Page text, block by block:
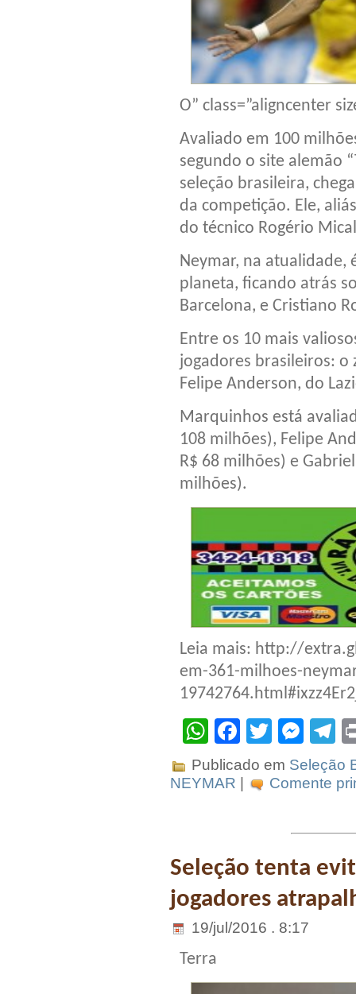
O” class=”aligncenter
Avaliado em 100
segundo o site alemão
seleção brasileira,
da competição. Ele,
do técnico Rogério
Neymar, na atualidade,
planeta, ficando atrás
Barcelona, e Cristiano
Entre os 10 mais
jogadores brasileiros: o
Felipe Anderson, do
Marquinhos está
108 milhões), Felipe
R$ 68 milhões) e
milhões).
Leia mais: http://
em-361-milhoes-
WhatsApp
Facebook
Twitter
Publicado em Seleção
NEYMAR | Comente
Seleção tenta
jogadores
19/jul/2016 . 8:17
Terra